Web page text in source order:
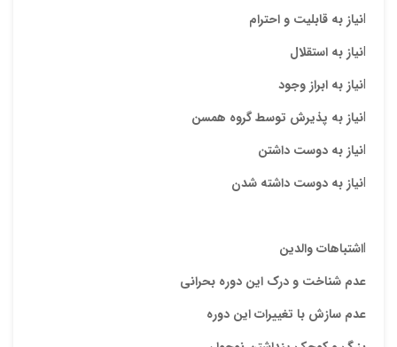
lنیاز به قابلیت و احترام
lنیاز به استقلال
lنیاز به ابراز وجود
lنیاز به پذیرش توسط گروه همسن
lنیاز به دوست داشتن
lنیاز به دوست داشته شدن
lاشتباهات والدین
عدم شناخت و درک این دوره بحرانی
عدم سازش با تغییرات این دوره